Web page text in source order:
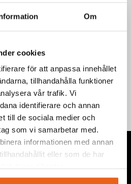
Om
cookies
för att anpassa innehållet
tillhandahålla funktioner
vår trafik. Vi
identifierare och annan
till de sociala medier och
som vi samarbetar med.
informationen med annan
eller som de har